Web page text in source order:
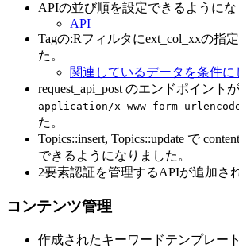
APIの並び順を設定できるようにな
API
Tagの:Rフィルタにext_col_xxの指
た。
関連しているデータを条件に
request_api_post のエンドポイントが
application/x-www-form-
た。
Topics::insert, Topics::update で
できるようになりました。
2要素認証を管理するAPIが追加さ
コンテンツ管理
作成されたキーワードテンプレー